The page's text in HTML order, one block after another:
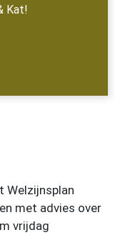
Kat!
Welzijnsplan
met advies over
vrijdag